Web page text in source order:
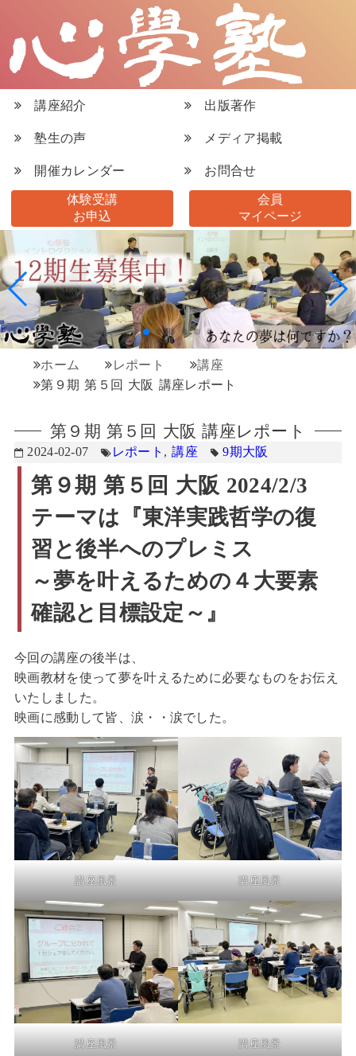
講座紹介 出版著作
塾生の声 メディア掲載
開催カレンダー お問合せ
体験受講
お申込
会員
マイページ
ホーム レポート
講座
第９期 第５回 大阪 講座レポート
第９期 第５回 大阪 講座レポート
2024-02-07 レポート ,講座 9期大阪
第９期 第５回 大阪 2024/2/3
テーマは『東洋実践哲学の復
習と後半へのプレミス
～夢を叶えるための４大要素
確認と目標設定～ 』
今回の講座の後半は、
映画教材を使って夢を叶えるために必要なものをお伝え
いたしました。
映画に感動して皆、涙・・涙でした。
講座風景 講座風景
講座風景 講座風景